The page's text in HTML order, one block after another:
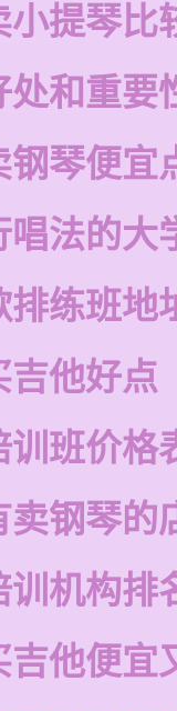
小提琴比
处和重要
钢琴便宜
唱法的大
排练班地
吉他好点
训班价格
卖钢琴的
训机构排
吉他便宜